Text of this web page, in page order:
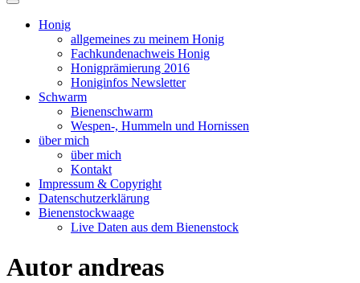
Suchfeld
ein-/ausblenden
Honig
allgemeines zu meinem Honig
Fachkundenachweis Honig
Honigprämierung 2016
Honiginfos Newsletter
Schwarm
Bienenschwarm
Wespen-, Hummeln und Hornissen
über mich
über mich
Kontakt
Impressum & Copyright
Datenschutzerklärung
Bienenstockwaage
Live Daten aus dem Bienenstock
Autor andreas